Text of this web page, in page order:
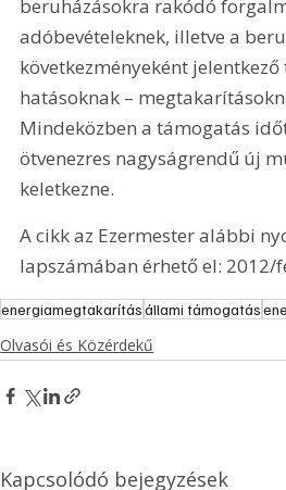
beruházásokra rakódó
adóbevételeknek, illetve a
következményeként
hatásoknak –
Mindeközben a támogatás
ötvenezres nagyságrendű új
keletkezne.
A cikk az Ezermester alábbi
lapszámában érhető el: 2012/
energiamegtakarításállami támogatás
Olvasói és Közérdekű
Kapcsolódó bejegyzések